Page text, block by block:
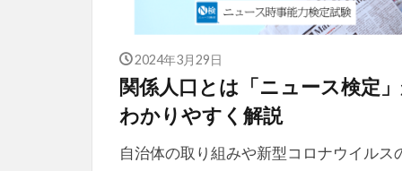
2024年3月29日
関係人口とは「ニュース検定
わかりやすく解説
自治体の取り組みや新型コロナウイルス